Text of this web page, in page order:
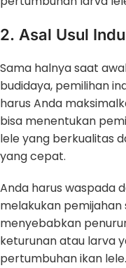
2. Asal Usul
Sama halnya saat
budidaya, pemilihan
harus Anda
bisa menentukan
lele yang berkualitas
yang cepat.
Anda harus waspada
melakukan
menyebabkan
keturunan atau larva
pertumbuhan ikan lele.